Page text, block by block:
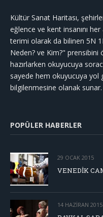
Kültür Sanat Haritası,
eğlence ve kent insanını
terimi olarak da bilinen 5N
Neden? ve Kim?" prensibini
hazırlarken okuyucuya
sayede hem okuyucuya
bilgilenmesine olanak sunar.
POPÜLER HABERLER
29 OCAK 2015
VENEDİK
14 HAZIRAN 2015